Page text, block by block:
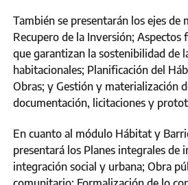
También se presentarán los ejes
Recupero de la Inversión; Aspectos
que garantizan la sostenibilidad de
habitacionales; Planificación del
Obras; y Gestión y materialización
documentación, licitaciones y
En cuanto al módulo Hábitat y
presentará los Planes integrales de
integración social y urbana; Obra